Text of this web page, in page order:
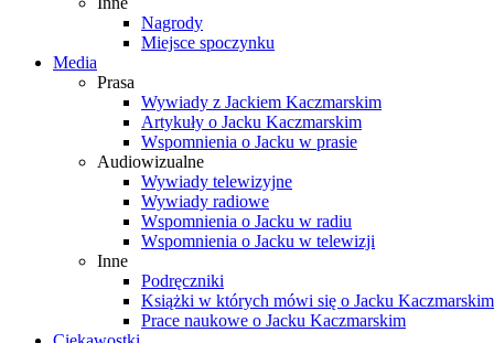
Nagrody
Miejsce spoczynku
Media
Prasa
Wywiady z Jackiem Kaczmarskim
Artykuły o Jacku Kaczmarskim
Wspomnienia o Jacku w prasie
Audiowizualne
Wywiady telewizyjne
Wywiady radiowe
Wspomnienia o Jacku w radiu
Wspomnienia o Jacku w telewizji
Inne
Podręczniki
Książki w których mówi się o Jacku Kaczmarskim
Prace naukowe o Jacku Kaczmarskim